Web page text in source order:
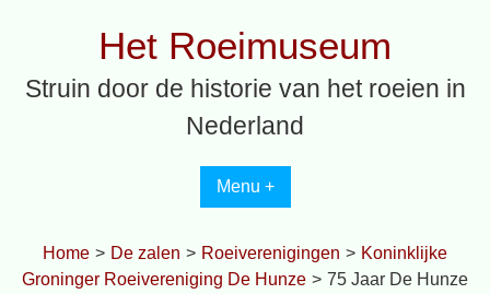
Het Roeimuseum
Struin door de historie van het roeien in
Nederland
Menu +
Home > De zalen > Roeiverenigingen > Koninklijke
Groninger Roeivereniging De Hunze > 75 Jaar De Hunze